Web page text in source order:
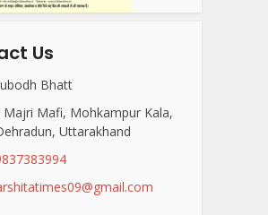
Us
Bhatt
Majri Mafi, Mohkampur Kala,
Uttarakhand